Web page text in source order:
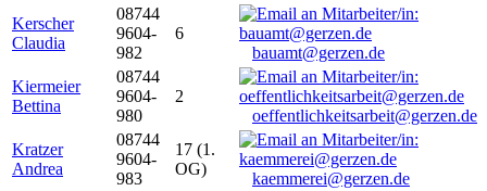
Kerscher
Claudia
08744
9604-
982
6
bauamt@gerzen.de
Kiermeier
Bettina
08744
9604-
980
2
oeffentlichkeitsarbeit@gerzen.de
Kratzer
Andrea
08744
9604-
983
17 (1.
OG)
kaemmerei@gerzen.de